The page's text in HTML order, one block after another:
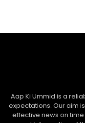
Aap Ki Ummid is a
expectations. Our aim
effective news on